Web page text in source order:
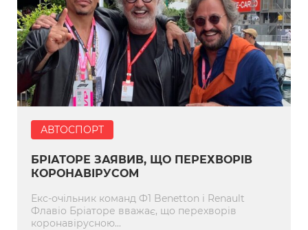
АВТОСПОРТ
БРІАТОРЕ ЗАЯВИВ, ЩО ПЕРЕХВОРІВ
КОРОНАВІРУСОМ
Екс-очільник команд Ф1 Benetton і Renault
Флавіо Бріаторе вважає, що перехворів
коронавірусною...